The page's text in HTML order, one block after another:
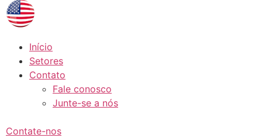
Início
Setores
Contato
Fale conosco
Junte-se a nós
Contate-nos